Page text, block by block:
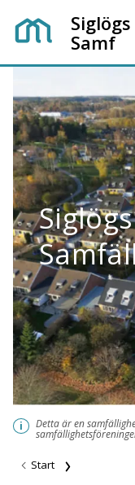
Siglögs
Samf
Siglögs
i Detta är en
Start